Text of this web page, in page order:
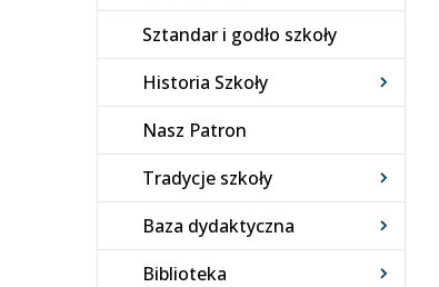
Sztandar i godło szkoły
Historia Szkoły
Nasz Patron
Tradycje szkoły
Baza dydaktyczna
Biblioteka